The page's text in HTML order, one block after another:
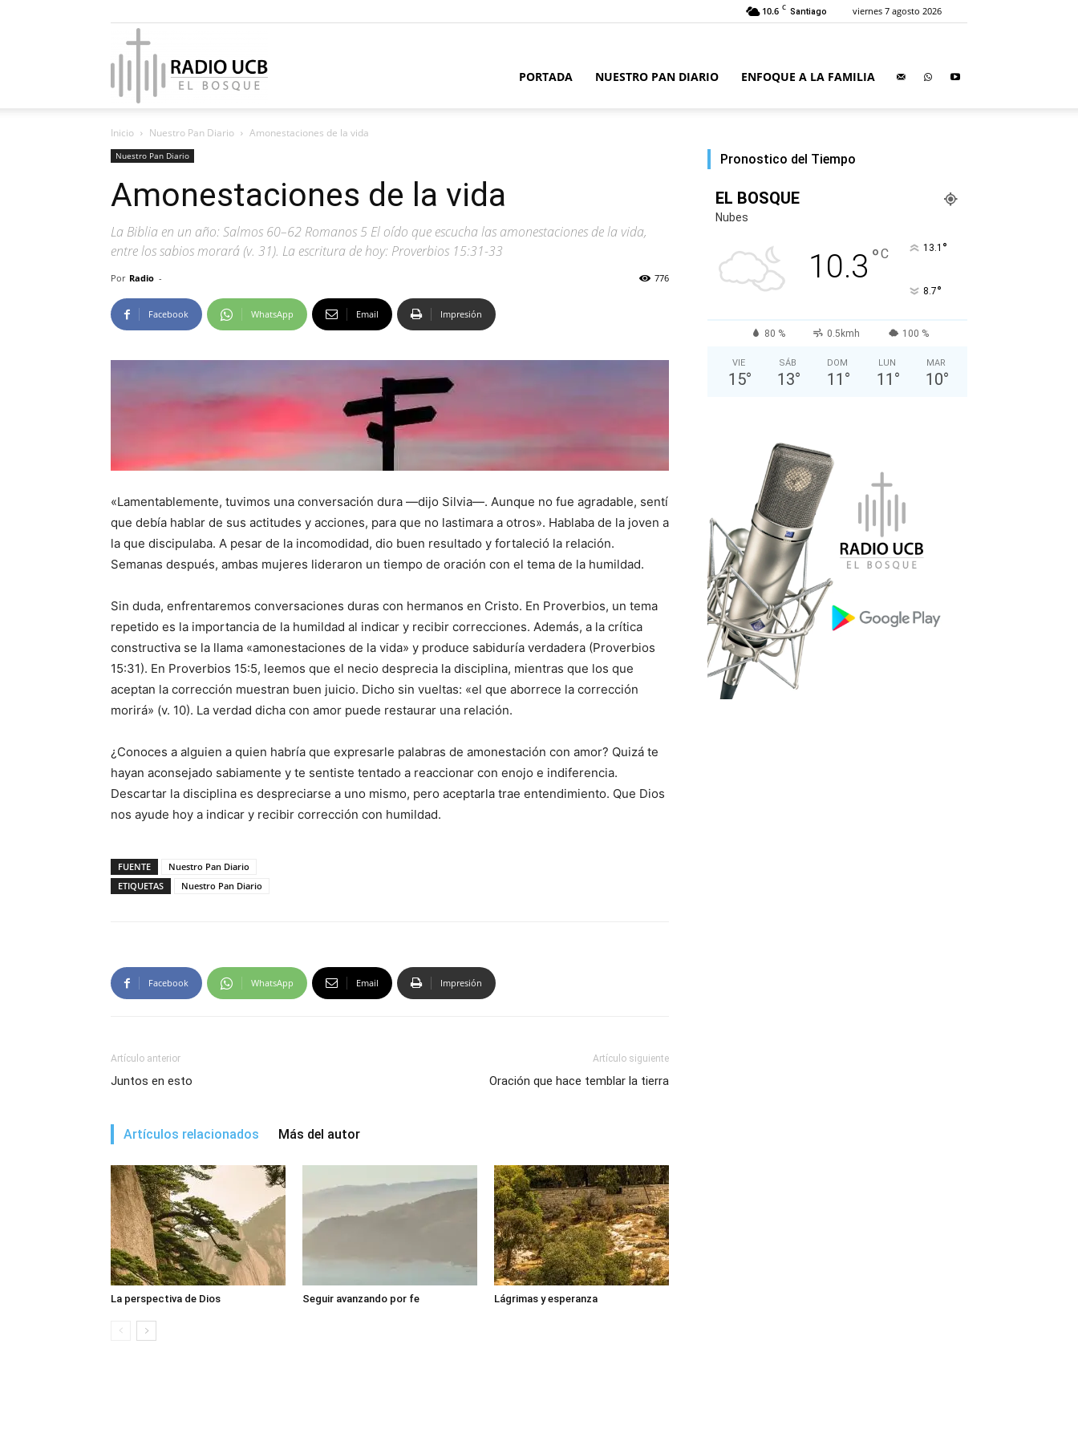
10.6 C Santiago viernes 7 agosto 2026
Radio
El
Bosque
PORTADA NUESTRO PAN DIARIO ENFOQUE A LA FAMILIA
Inicio Nuestro Pan Diario Amonestaciones de la vida
Nuestro Pan Diario
Amonestaciones de la vida
La Biblia en un año: Salmos 60–62 Romanos 5 El oído que escucha las amonestaciones de la vida,
entre los sabios morará (v. 31). La escritura de hoy: Proverbios 15:31-33
Por Radio - 776
Facebook WhatsApp Email Impresión
«Lamentablemente, tuvimos una conversación dura —dijo Silvia—. Aunque no fue agradable, sentí
que debía hablar de sus actitudes y acciones, para que no lastimara a otros». Hablaba de la joven a
la que discipulaba. A pesar de la incomodidad, dio buen resultado y fortaleció la relación.
Semanas después, ambas mujeres lideraron un tiempo de oración con el tema de la humildad.
Sin duda, enfrentaremos conversaciones duras con hermanos en Cristo. En Proverbios, un tema
repetido es la importancia de la humildad al indicar y recibir correcciones. Además, a la crítica
constructiva se la llama «amonestaciones de la vida» y produce sabiduría verdadera (Proverbios
15:31). En Proverbios 15:5, leemos que el necio desprecia la disciplina, mientras que los que
aceptan la corrección muestran buen juicio. Dicho sin vueltas: «el que aborrece la corrección
morirá» (v. 10). La verdad dicha con amor puede restaurar una relación.
¿Conoces a alguien a quien habría que expresarle palabras de amonestación con amor? Quizá te
hayan aconsejado sabiamente y te sentiste tentado a reaccionar con enojo e indiferencia.
Descartar la disciplina es despreciarse a uno mismo, pero aceptarla trae entendimiento. Que Dios
nos ayude hoy a indicar y recibir corrección con humildad.
FUENTE
Nuestro Pan Diario
ETIQUETAS
Nuestro Pan Diario
Facebook WhatsApp Email Impresión
Artículo anterior
Juntos en esto
Artículo siguiente
Oración que hace temblar la tierra
Artículos relacionados Más del autor
La perspectiva de Dios Seguir avanzando por fe Lágrimas y esperanza
Pronostico del Tiempo
EL BOSQUE
Nubes
10.3 °C 13.1 °
8.7°
80 % 0.5kmh 100 %
VIE
15°
SÁB
13°
DOM
11 °
LUN
11 °
MAR
10°